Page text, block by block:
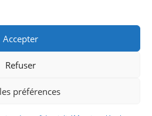
Accepter
Refuser
préférences